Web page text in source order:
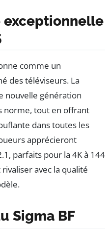
exceptionnelle
comme un
des téléviseurs. La
nouvelle génération
norme, tout en offrant
dans toutes les
apprécieront
parfaits pour la 4K à 144
avec la qualité
Sigma BF